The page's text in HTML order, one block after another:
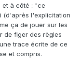
et à côté : "ce
(d'après l'explicitation
ça de jouer sur les
de figer des règles
trace écrite de ce
et compris.